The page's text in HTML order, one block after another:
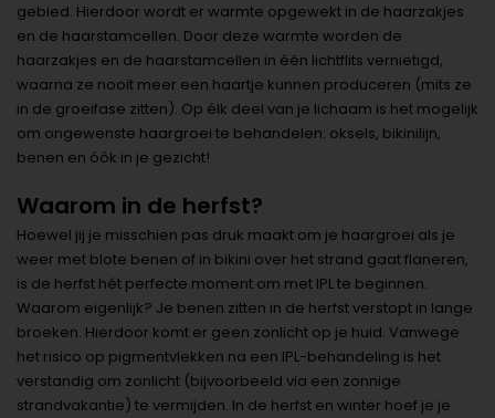
gebied. Hierdoor wordt er warmte opgewekt in de haarzakjes
en de haarstamcellen. Door deze warmte worden de
haarzakjes en de haarstamcellen in één lichtflits vernietigd,
waarna ze nooit meer een haartje kunnen produceren (mits ze
in de groeifase zitten). Op élk deel van je lichaam is het mogelijk
om ongewenste haargroei te behandelen: oksels, bikinilijn,
benen en óók in je gezicht!
Waarom in de herfst?
Hoewel jij je misschien pas druk maakt om je haargroei als je
weer met blote benen of in bikini over het strand gaat flaneren,
is de herfst hét perfecte moment om met IPL te beginnen.
Waarom eigenlijk? Je benen zitten in de herfst verstopt in lange
broeken. Hierdoor komt er geen zonlicht op je huid. Vanwege
het risico op pigmentvlekken na een IPL-behandeling is het
verstandig om zonlicht (bijvoorbeeld via een zonnige
strandvakantie) te vermijden. In de herfst en winter hoef je je